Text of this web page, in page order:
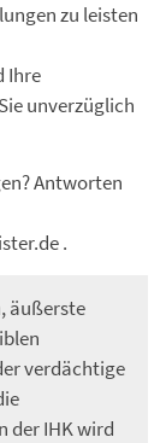
zu leisten
Ihre
unverzüglich
Antworten
.
äußerste
verdächtige
der IHK wird